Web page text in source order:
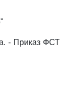
- Приказ ФСТ